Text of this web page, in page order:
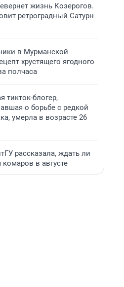
жизнь Козерогов.
ретроградный Сатурн
в Мурманской
хрустящего ягодного
полчаса
тикток-блогер,
о борьбе с редкой
умерла в возрасте 26
рассказала, ждать ли
в августе